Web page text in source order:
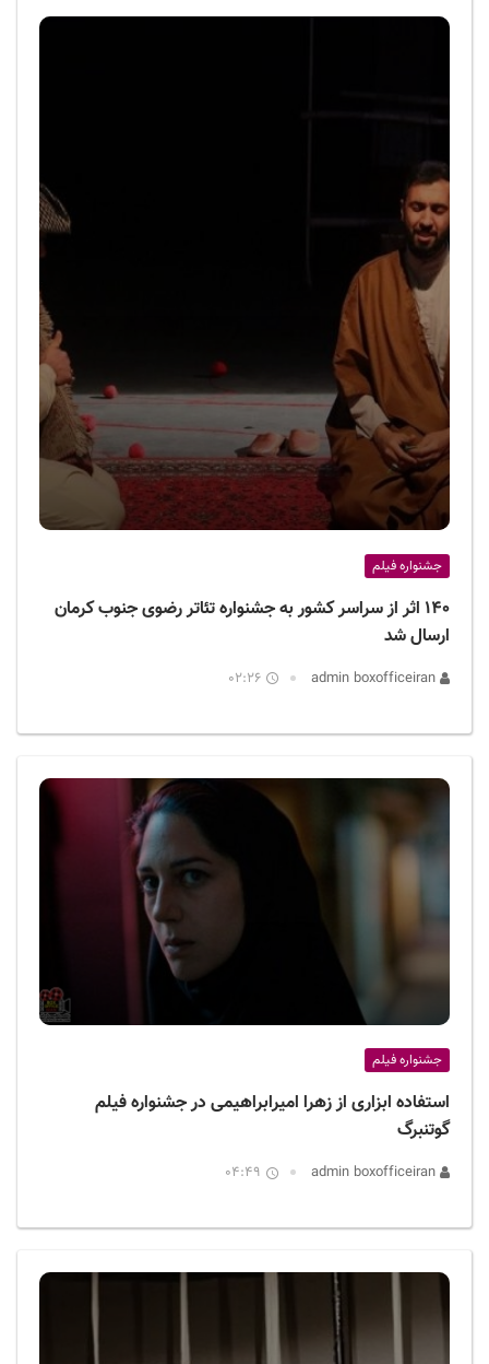
جشنواره فیلم
۱۴۰ اثر از سراسر کشور به جشنواره تئاتر رضوی جنوب کرمان
ارسال شد
02:26
جشنواره فیلم
استفاده ابزاری از زهرا امیرابراهیمی در جشنواره فیلم
گوتنبرگ
04:49